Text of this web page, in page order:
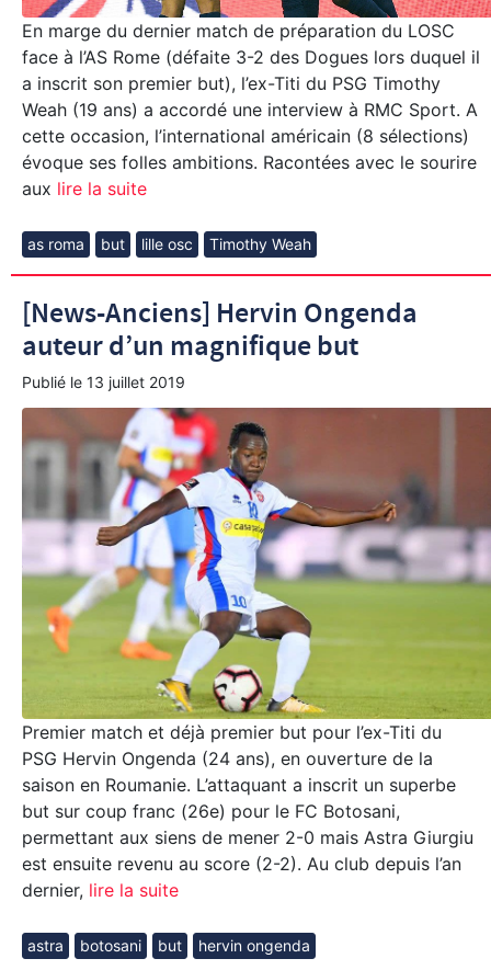
En marge du dernier match de préparation du LOSC
face à l’AS Rome (défaite 3-2 des Dogues lors duquel il
a inscrit son premier but), l’ex-Titi du PSG Timothy
Weah (19 ans) a accordé une interview à RMC Sport. A
cette occasion, l’international américain (8 sélections)
évoque ses folles ambitions. Racontées avec le sourire
aux lire la suite
as roma but lille osc Timothy Weah
[News-Anciens] Hervin Ongenda
auteur d’un magnifique but
Publié le 13 juillet 2019
Premier match et déjà premier but pour l’ex-Titi du
PSG Hervin Ongenda (24 ans), en ouverture de la
saison en Roumanie. L’attaquant a inscrit un superbe
but sur coup franc (26e) pour le FC Botosani,
permettant aux siens de mener 2-0 mais Astra Giurgiu
est ensuite revenu au score (2-2). Au club depuis l’an
dernier, lire la suite
astra botosani but hervin ongenda